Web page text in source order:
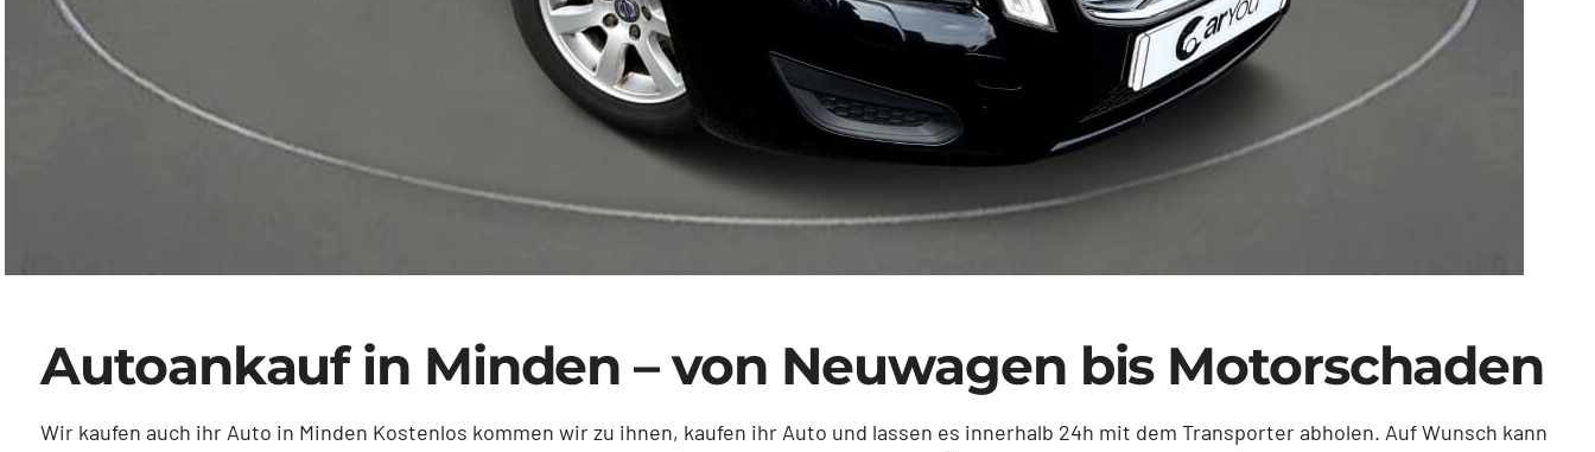
Autoankauf in Minden – von Neuwagen bis Motorschaden
Wir kaufen auch ihr Auto in Minden Kostenlos kommen wir zu ihnen, kaufen ihr Auto und lassen es innerhalb 24h mit dem Transporter abholen. Auf Wunsch kann